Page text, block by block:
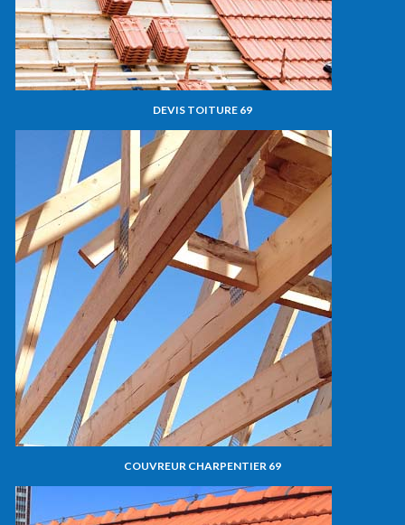
DEVIS TOITURE 69
COUVREUR CHARPENTIER 69